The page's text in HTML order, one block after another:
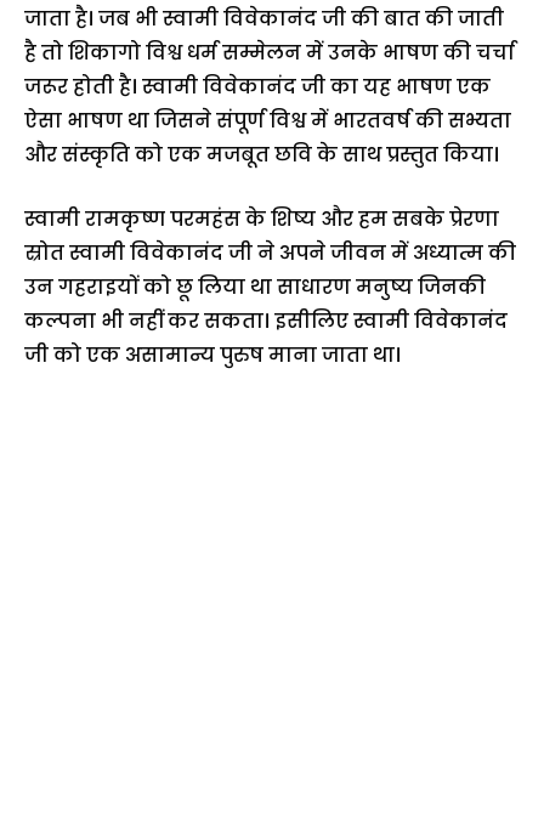
जाता है। जब भी स्वामी विवेकानंद जी की बात की जाती
है तो शिकागो विश्व धर्म सम्मेलन में उनके भाषण की चर्चा
जरूर होती है। स्वामी विवेकानंद जी का यह भाषण एक
ऐसा भाषण था जिसने संपूर्ण विश्व में भारतवर्ष की सभ्यता
और संस्कृति को एक मजबूत छवि के साथ प्रस्तुत किया।
स्वामी रामकृष्ण परमहंस के शिष्य और हम सबके प्रेरणा
स्रोत स्वामी विवेकानंद जी ने अपने जीवन में अध्यात्म की
उन गहराइयों को छू लिया था साधारण मनुष्य जिनकी
कल्पना भी नहीं कर सकता। इसीलिए स्वामी विवेकानंद
जी को एक असामान्य पुरुष माना जाता था।